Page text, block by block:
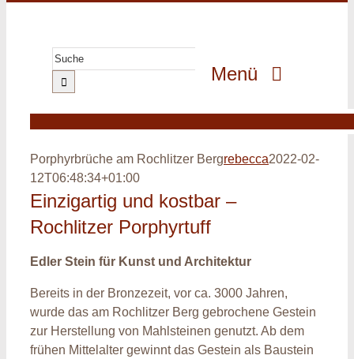
springen
Suche
nach:
Menü
GeoWissen
Porphyrbrüche am Rochlitzer Bergrebecca2022-02-
12T06:48:34+01:00
Einzigartig und kostbar –
Rochlitzer Porphyrtuff
Edler Stein für Kunst und Architektur
Bereits in der Bronzezeit, vor ca. 3000 Jahren,
wurde das am Rochlitzer Berg gebrochene Gestein
zur Herstellung von Mahlsteinen genutzt. Ab dem
frühen Mittelalter gewinnt das Gestein als Baustein